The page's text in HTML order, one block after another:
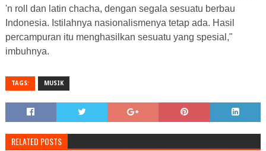
'n roll dan latin chacha, dengan segala sesuatu berbau
Indonesia. Istilahnya nasionalismenya tetap ada. Hasil
percampuran itu menghasilkan sesuatu yang spesial,"
imbuhnya.
TAGS: MUSIK
RELATED POSTS